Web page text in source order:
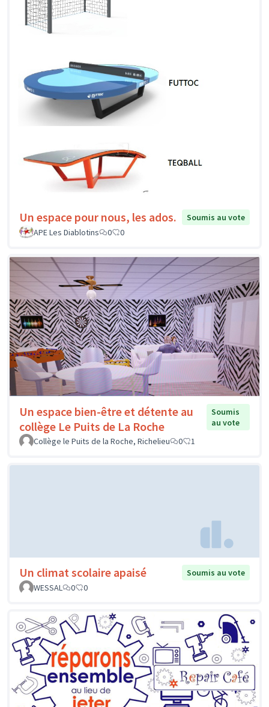
Un espace pour nous, les ados.
Soumis au vote
APE Les Diablotins
0 0
Un espace bien-être et détente au
collège Le Puits de La Roche
Soumis
au vote
Collège le Puits de la Roche, Richelieu
0 1
Un climat scolaire apaisé
Soumis au vote
WESSAL
0 0